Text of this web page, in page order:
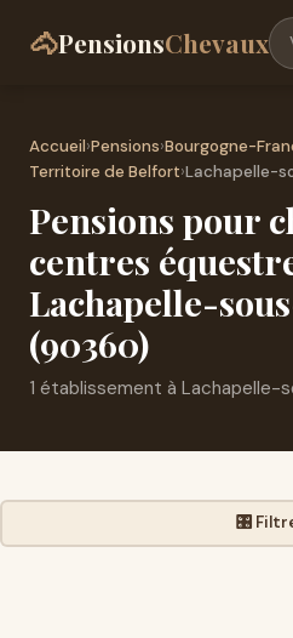
🐴PensionsChevaux
Accueil›Pensions›Bourgogne-
Territoire de Belfort›Lachapelle-
Pensions pour
centres
Lachapelle-
(90360)
1 établissement à Lachapelle-
🎛️